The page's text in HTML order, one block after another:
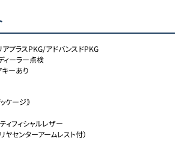
プラスPKG/アドバンスドPKG
ーラー点検
ーあり
ケージ》
ィフィシャルレザー
センターアームレスト付）